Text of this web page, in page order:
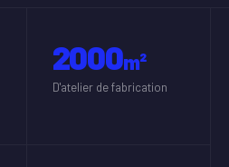
2000m²
D'atelier de fabrication